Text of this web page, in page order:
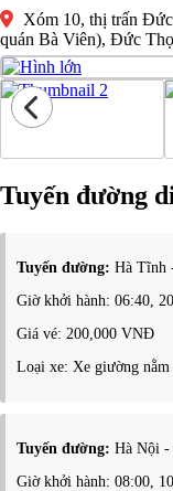
Xóm 10, thị trấn
quán Bà Viên), Đức
Tuyến đường
Tuyến đường: Hà Tĩnh
Giờ khởi hành: 06:40,
Giá vé: 200,000 VNĐ
Loại xe: Xe giường nằm
Tuyến đường: Hà Nội -
Giờ khởi hành: 08:00,